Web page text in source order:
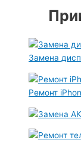
Замена
Ремонт